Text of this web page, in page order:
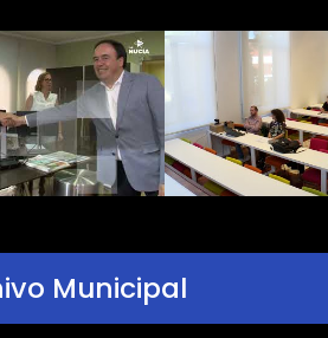
Municipal